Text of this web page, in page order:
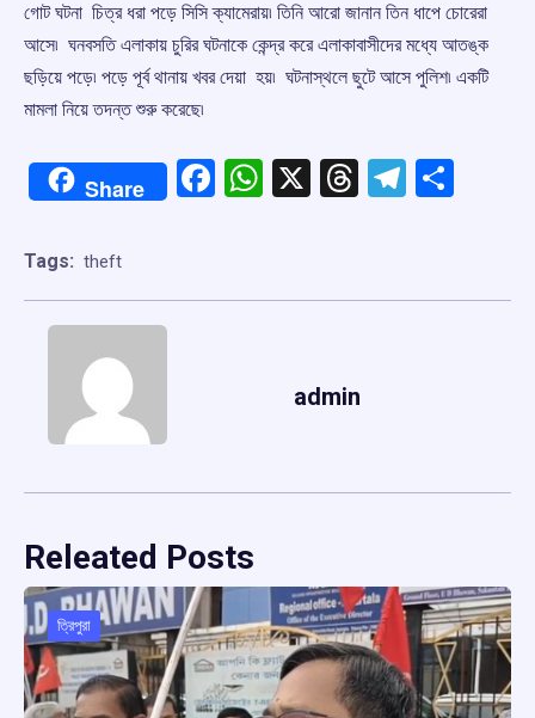
গোট ঘটনা চিত্র ধরা পড়ে সিসি ক্যামেরায়৷ তিনি আরো জানান তিন ধাপে চোরেরা
আসে৷ ঘনবসতি এলাকায় চুরির ঘটনাকে কেন্দ্র করে এলাকাবাসীদের মধ্যে আতঙ্ক
ছড়িয়ে পড়ে৷ পড়ে পূর্ব থানায় খবর দেয়া হয়৷ ঘটনাস্থলে ছুটে আসে পুলিশ৷ একটি
মামলা নিয়ে তদন্ত শুরু করেছে৷
Share Facebook
WhatsApp
X Threads
Tags: theft
admin
Releated Posts
ত্রিপুরা